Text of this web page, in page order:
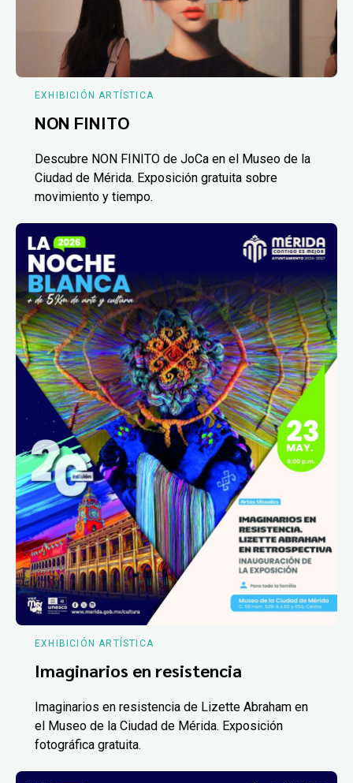
EXHIBICIÓN ARTÍSTICA
NON FINITO
Descubre NON FINITO de JoCa en el Museo de la
Ciudad de Mérida. Exposición gratuita sobre
movimiento y tiempo.
EXHIBICIÓN ARTÍSTICA
Imaginarios en resistencia
Imaginarios en resistencia de Lizette Abraham en
el Museo de la Ciudad de Mérida. Exposición
fotográfica gratuita.